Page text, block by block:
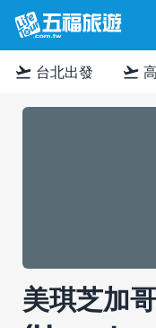
flight_takeoff 台北出發 flight_takeoff
美琪芝加